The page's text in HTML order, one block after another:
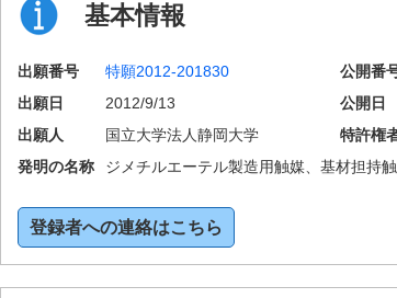
基本情報
出願番号 特願2012-201830 公開番
出願日
2012/9/13 公開日
出願人
国立大学法人静岡大学 特許権
発明の名称
ジメチルエーテル製造用触媒、基材担持
登録者への連絡はこちら